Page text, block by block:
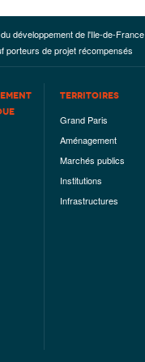
développement de l'Ile-de-France
porteurs de projet récompensés
TERRITOIRES
Grand Paris
Aménagement
Marchés publics
Institutions
Infrastructures